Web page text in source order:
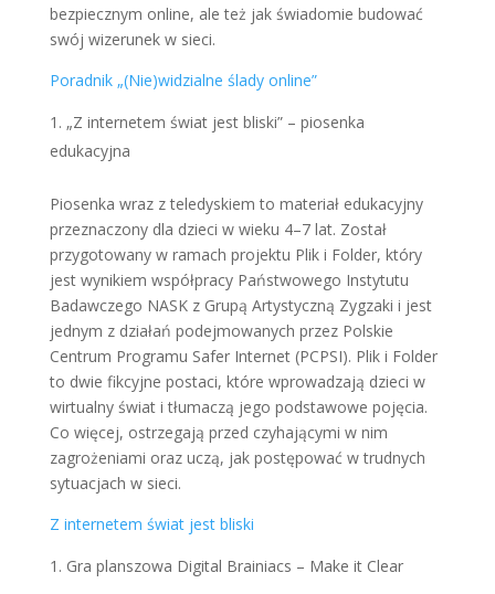
bezpiecznym online, ale też jak świadomie budować
swój wizerunek w sieci.
Poradnik „(Nie)widzialne ślady online”
„Z internetem świat jest bliski” – piosenka
edukacyjna
Piosenka wraz z teledyskiem to materiał edukacyjny
przeznaczony dla dzieci w wieku 4–7 lat. Został
przygotowany w ramach projektu Plik i Folder, który
jest wynikiem współpracy Państwowego Instytutu
Badawczego NASK z Grupą Artystyczną Zygzaki i jest
jednym z działań podejmowanych przez Polskie
Centrum Programu Safer Internet (PCPSI). Plik i Folder
to dwie fikcyjne postaci, które wprowadzają dzieci w
wirtualny świat i tłumaczą jego podstawowe pojęcia.
Co więcej, ostrzegają przed czyhającymi w nim
zagrożeniami oraz uczą, jak postępować w trudnych
sytuacjach w sieci.
Z internetem świat jest bliski
Gra planszowa Digital Brainiacs – Make it Clear